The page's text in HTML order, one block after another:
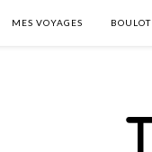
MES VOYAGES BOULOT